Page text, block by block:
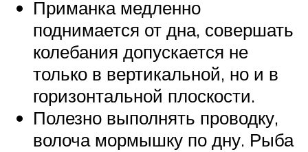
Приманка медленно
поднимается от дна, совершать
колебания допускается не
только в вертикальной, но и в
горизонтальной плоскости.
Полезно выполнять проводку,
волоча мормышку по дну. Рыба